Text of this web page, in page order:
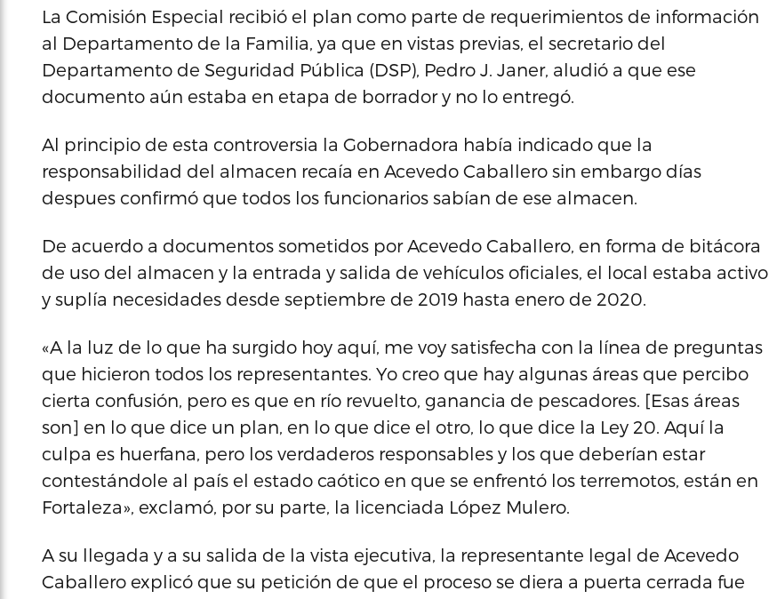
La Comisión Especial recibió el plan como parte de requerimientos de información
al Departamento de la Familia, ya que en vistas previas, el secretario del
Departamento de Seguridad Pública (DSP), Pedro J. Janer, aludió a que ese
documento aún estaba en etapa de borrador y no lo entregó.
Al principio de esta controversia la Gobernadora había indicado que la
responsabilidad del almacen recaía en Acevedo Caballero sin embargo días
despues confirmó que todos los funcionarios sabían de ese almacen.
De acuerdo a documentos sometidos por Acevedo Caballero, en forma de bitácora
de uso del almacen y la entrada y salida de vehículos oficiales, el local estaba activo
y suplía necesidades desde septiembre de 2019 hasta enero de 2020.
«A la luz de lo que ha surgido hoy aquí, me voy satisfecha con la línea de preguntas
que hicieron todos los representantes. Yo creo que hay algunas áreas que percibo
cierta confusión, pero es que en río revuelto, ganancia de pescadores. [Esas áreas
son] en lo que dice un plan, en lo que dice el otro, lo que dice la Ley 20. Aquí la
culpa es huerfana, pero los verdaderos responsables y los que deberían estar
contestándole al país el estado caótico en que se enfrentó los terremotos, están en
Fortaleza», exclamó, por su parte, la licenciada López Mulero.
A su llegada y a su salida de la vista ejecutiva, la representante legal de Acevedo
Caballero explicó que su petición de que el proceso se diera a puerta cerrada fue